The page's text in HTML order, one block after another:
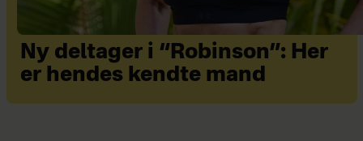
Ny deltager i “Robinson”: Her
er hendes kendte mand